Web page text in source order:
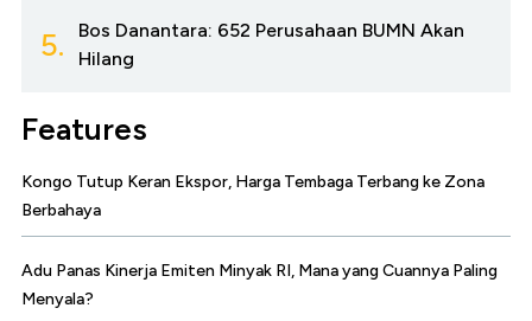
5.
Bos Danantara: 652 Perusahaan BUMN Akan
Hilang
Features
Kongo Tutup Keran Ekspor, Harga Tembaga Terbang ke Zona
Berbahaya
Adu Panas Kinerja Emiten Minyak RI, Mana yang Cuannya Paling
Menyala?